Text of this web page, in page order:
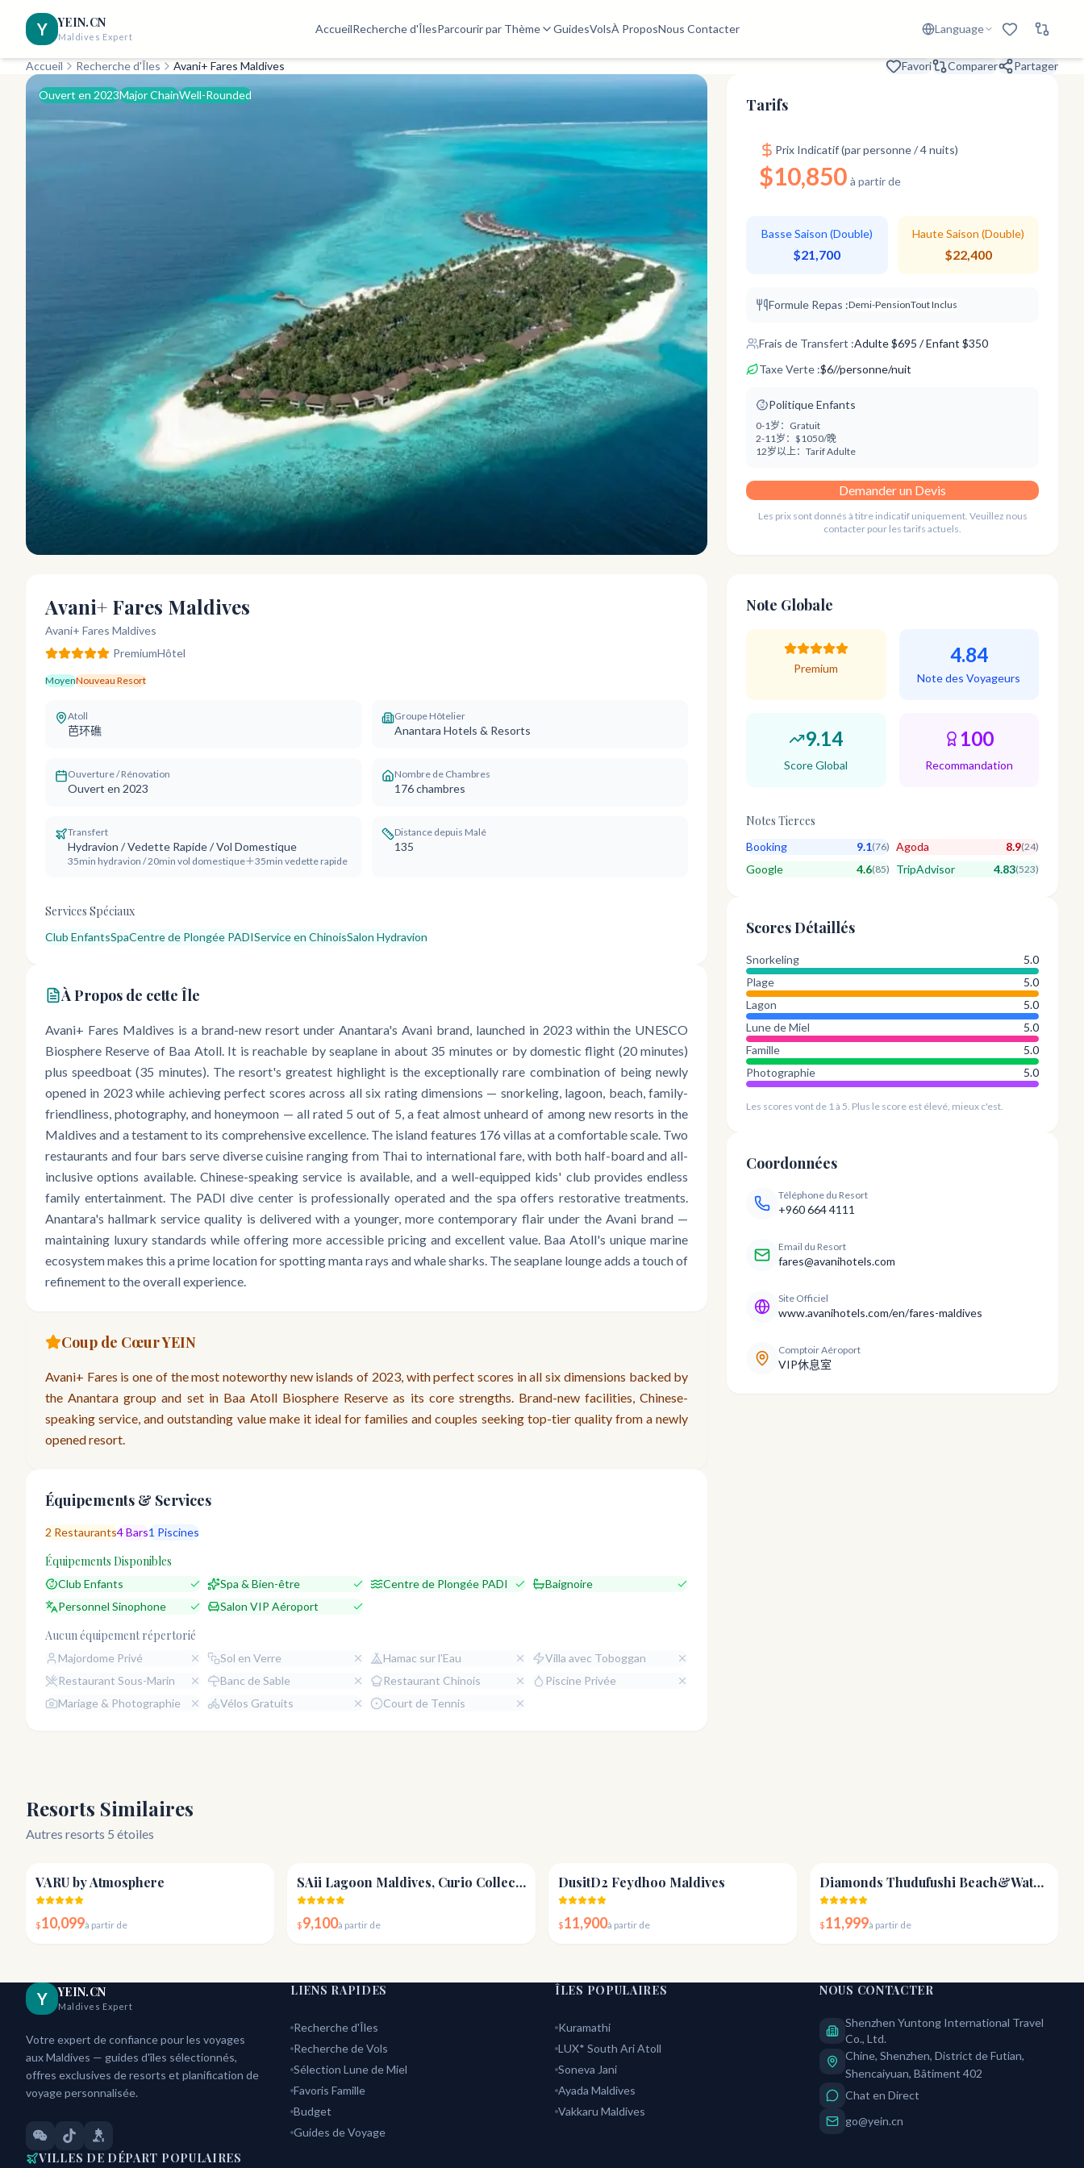
Y YEIN.CN
Maldives Expert
AccueilRecherche d'ÎlesParcourir par Thème GuidesVolsÀ ProposNous Contacter Language
Accueil Recherche d'Îles Avani+ Fares Maldives Favori Comparer Partager
Ouvert en 2023Major ChainWell-Rounded
Tarifs
Prix Indicatif (par personne / 4 nuits)
$10,850 à partir de
Basse Saison (Double)
$21,700
Haute Saison (Double)
$22,400
Formule Repas :Demi-PensionTout Inclus
Frais de Transfert :Adulte$695 / Enfant $350
Taxe Verte :$6//personne/nuit
Politique Enfants
0-1岁： Gratuit
2-11岁：$1050/晚
12岁以上：Tarif Adulte
Demander un Devis
Les prix sont donnés à titre indicatif uniquement. Veuillez nous
contacter pour les tarifs actuels.
Avani+ Fares Maldives
Avani+ Fares Maldives
PremiumHôtel
MoyenNouveau Resort
Atoll
芭环礁
Groupe Hôtelier
Anantara Hotels & Resorts
Ouverture / Rénovation
Ouvert en 2023
Nombre de Chambres
176chambres
Transfert
Hydravion / Vedette Rapide / Vol Domestique
35min hydravion / 20min vol domestique＋35min vedette rapide
Distance depuis Malé
135
Services Spéciaux
Club EnfantsSpaCentre de Plongée PADIService en ChinoisSalon Hydravion
À Propos de cette Île
Avani+ Fares Maldives is a brand-new resort under Anantara's Avani brand, launched in 2023 within the UNESCO
Biosphere Reserve of Baa Atoll. It is reachable by seaplane in about 35 minutes or by domestic flight (20 minutes)
plus speedboat (35 minutes). The resort's greatest highlight is the exceptionally rare combination of being newly
opened in 2023 while achieving perfect scores across all six rating dimensions — snorkeling, lagoon, beach, family-
friendliness, photography, and honeymoon — all rated 5 out of 5, a feat almost unheard of among new resorts in the
Maldives and a testament to its comprehensive excellence. The island features 176 villas at a comfortable scale. Two
restaurants and four bars serve diverse cuisine ranging from Thai to international fare, with both half-board and all-
inclusive options available. Chinese-speaking service is available, and a well-equipped kids' club provides endless
family entertainment. The PADI dive center is professionally operated and the spa offers restorative treatments.
Anantara's hallmark service quality is delivered with a younger, more contemporary flair under the Avani brand —
maintaining luxury standards while offering more accessible pricing and excellent value. Baa Atoll's unique marine
ecosystem makes this a prime location for spotting manta rays and whale sharks. The seaplane lounge adds a touch of
refinement to the overall experience.
Coup de Cœur YEIN
Avani+ Fares is one of the most noteworthy new islands of 2023, with perfect scores in all six dimensions backed by
the Anantara group and set in Baa Atoll Biosphere Reserve as its core strengths. Brand-new facilities, Chinese-
speaking service, and outstanding value make it ideal for families and couples seeking top-tier quality from a newly
opened resort.
Équipements & Services
2 Restaurants4Bars1 Piscines
Équipements Disponibles
Club Enfants Spa & Bien-être Centre de Plongée PADI
Baignoire
Personnel Sinophone
Salon VIP Aéroport
Aucun équipement répertorié
Majordome Privé Sol en Verre Hamac sur l'Eau
Villa avec Toboggan
Restaurant Sous-Marin
Banc de Sable Restaurant Chinois
Piscine Privée
Mariage & Photographie
Vélos Gratuits Court de Tennis
Note Globale
Premium
4.84
Note des Voyageurs
9.14
Score Global
100
Recommandation
Notes Tierces
Booking 9.1(76) Agoda 8.9(24)
Google 4.6(85) TripAdvisor 4.83(523)
Scores Détaillés
Snorkeling
5.0
Plage
5.0
Lagon
5.0
Lune de Miel
5.0
Famille
5.0
Photographie
5.0
Les scores vont de 1 à 5. Plus le score est élevé, mieux c'est.
Coordonnées
Téléphone du Resort
+960 664 4111
Email du Resort
fares@avanihotels.com
Site Officiel
www.avanihotels.com/en/fares-maldives
Comptoir Aéroport
VIP休息室
Resorts Similaires
Autres resorts 5 étoiles
VARU by Atmosphere
$10,099à partir de
SAii Lagoon Maldives, Curio Collection by Hilton
$9,100à partir de
DusitD2 Feydhoo Maldives
$11,900à partir de
Diamonds Thudufushi Beach&Water Villas
$11,999à partir de
Y YEIN.CN
Maldives Expert
Votre expert de confiance pour les voyages
aux Maldives — guides d'îles sélectionnés,
offres exclusives de resorts et planification de
voyage personnalisée.
LIENS RAPIDES
Recherche d'Îles
Recherche de Vols
Sélection Lune de Miel
Favoris Famille
Budget
Guides de Voyage
ÎLES POPULAIRES
Kuramathi
LUX* South Ari Atoll
Soneva Jani
Ayada Maldives
Vakkaru Maldives
NOUS CONTACTER
Shenzhen Yuntong International Travel
Co., Ltd.
Chine, Shenzhen, District de Futian,
Shencaiyuan, Bâtiment 402
Chat en Direct
go@yein.cn
VILLES DE DÉPART POPULAIRES